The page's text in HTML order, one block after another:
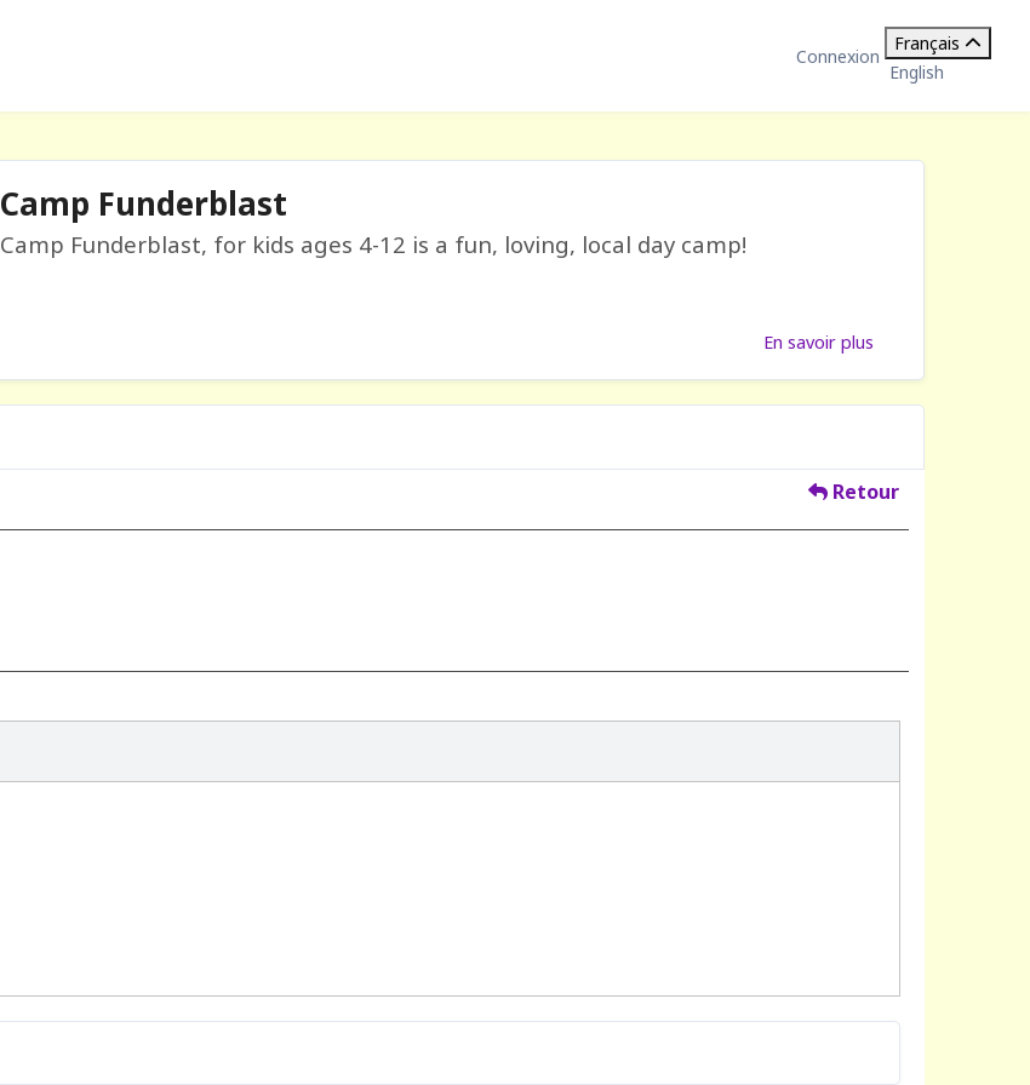
Connexion
Français
English
Camp Funderblast
Camp Funderblast, for kids ages 4-12 is a fun, loving, local day camp!
En savoir plus
Retour